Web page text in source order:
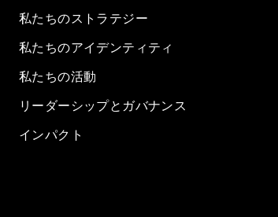
私たちのストラテジー
私たちのアイデンティティ
私たちの活動
リーダーシップとガバナンス
インパクト